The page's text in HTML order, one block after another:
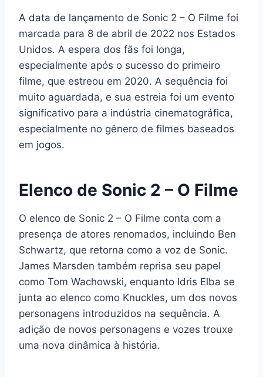
A data de lançamento de Sonic 2 – O Filme foi
marcada para 8 de abril de 2022 nos Estados
Unidos. A espera dos fãs foi longa,
especialmente após o sucesso do primeiro
filme, que estreou em 2020. A sequência foi
muito aguardada, e sua estreia foi um evento
significativo para a indústria cinematográfica,
especialmente no gênero de filmes baseados
em jogos.
Elenco de Sonic 2 – O Filme
O elenco de Sonic 2 – O Filme conta com a
presença de atores renomados, incluindo Ben
Schwartz, que retorna como a voz de Sonic.
James Marsden também reprisa seu papel
como Tom Wachowski, enquanto Idris Elba se
junta ao elenco como Knuckles, um dos novos
personagens introduzidos na sequência. A
adição de novos personagens e vozes trouxe
uma nova dinâmica à história.